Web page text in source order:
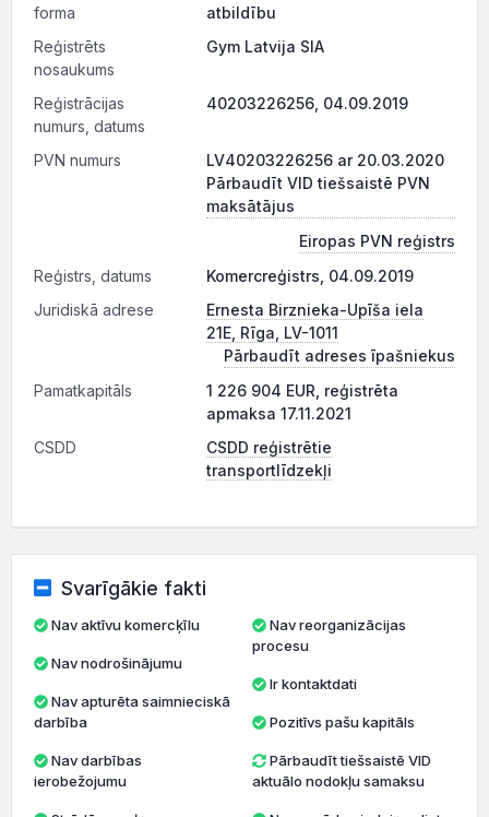
forma
atbildību
Reģistrēts
nosaukums
Gym Latvija SIA
Reģistrācijas
numurs, datums
40203226256, 04.09.2019
PVN numurs
LV40203226256 ar 20.03.2020
Pārbaudīt VID tiešsaistē PVN
maksātājus
Eiropas PVN reģistrs
Reģistrs, datums
Komercreģistrs, 04.09.2019
Juridiskā adrese
Ernesta Birznieka-Upīša iela
21E, Rīga, LV-1011
Pārbaudīt adreses īpašniekus
Pamatkapitāls
1 226 904 EUR, reģistrēta
apmaksa 17.11.2021
CSDD
CSDD reģistrētie
transportlīdzekļi
Svarīgākie fakti
Nav aktīvu komercķīlu
Nav nodrošinājumu
darbība
ierobežojumu
Nav reorganizācijas
procesu
Ir kontaktdati
Pozitīvs pašu kapitāls
Pārbaudīt tiešsaistē VID
aktuālo nodokļu samaksu